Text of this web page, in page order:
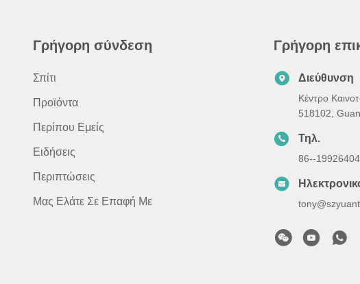
Γρήγορη σύνδεση
Σπίτι
Προϊόντα
Περίπου Εμείς
Ειδήσεις
Περιπτώσεις
Μας Ελάτε Σε Επαφή Με
Γρήγορη
Διεύθυνση
Κέντρο
518102,
Τηλ.
86--